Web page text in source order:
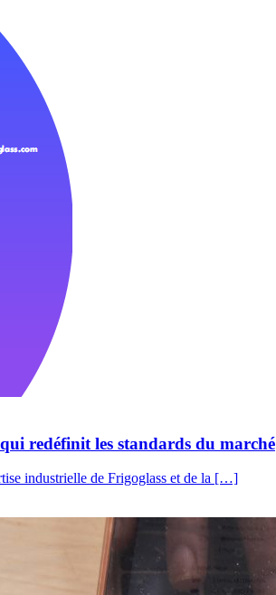
redéfinit les standards du marché
industrielle de Frigoglass et de la […]